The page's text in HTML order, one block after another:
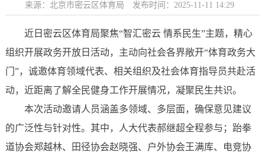
来源：北京市密云区体育局 发布时间：2025-11-11 14:29
近日密云区体育局聚焦“智汇密云 情系民生”主题，精心
组织开展政务开放日活动，主动向社会各界敞开“体育政务大
门”，诚邀体育领域代表、相关组织及社会体育指导员共赴活
动，近距离了解全民健身工作开展情况，凝聚民生共识。
本次活动邀请人员涵盖多领域、多层面，确保意见建议
的广泛性与针对性。其中，人大代表郝继超全程参与；跆拳
道协会郑越林、田径协会赵晓强、户外协会王满库、电竞协